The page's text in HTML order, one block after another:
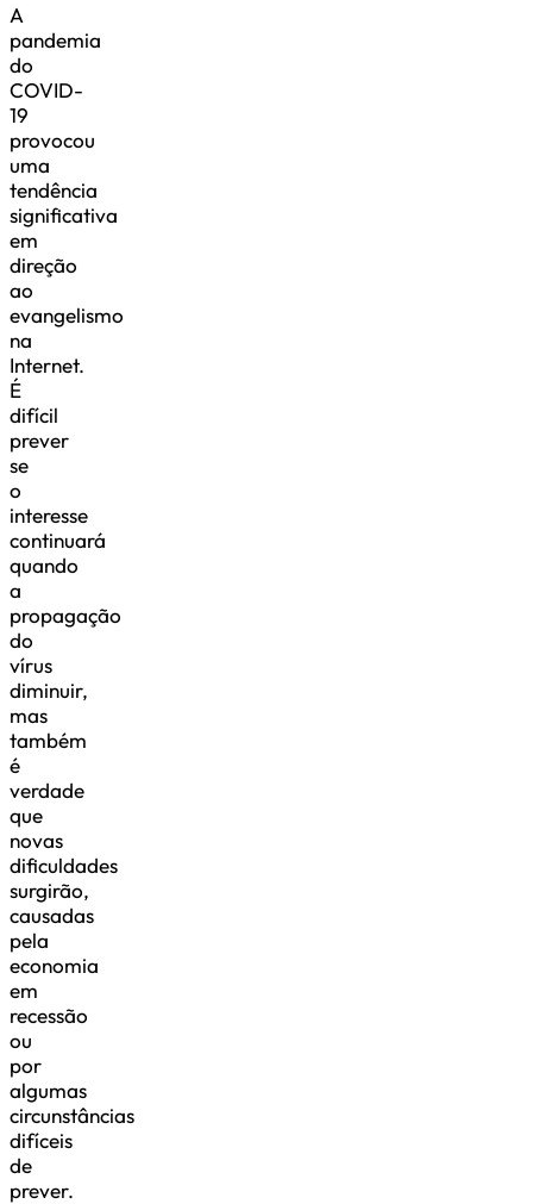
A
pandemia
do
COVID-
19
provocou
uma
tendência
significativa
em
direção
ao
evangelismo
na
Internet.
É
difícil
prever
se
o
interesse
continuará
quando
a
propagação
do
vírus
diminuir,
mas
também
é
verdade
que
novas
dificuldades
surgirão,
causadas
pela
economia
em
recessão
ou
por
algumas
circunstâncias
difíceis
de
prever.